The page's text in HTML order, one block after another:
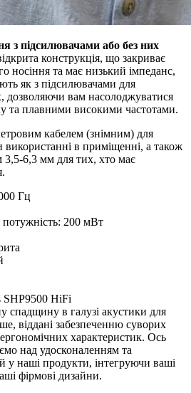
з підсилювачами або без них
конструкція, що закриває
носіння та має низький імпеданс,
як з підсилювачами для
дозволяючи вам насолоджуватися
та плавними високими частотами.
кабелем (знімним) для
в приміщенні, а також
3,5-6,3 мм для тих, хто має
Гц
200 мВт
SHP9500 HiFi
спадщину в галузі акустики для
віддані забезпеченню суворих
ергономічних характеристик. Ось
над удосконаленням та
у наші продукти, інтегруючи ваші
фірмові дизайни.